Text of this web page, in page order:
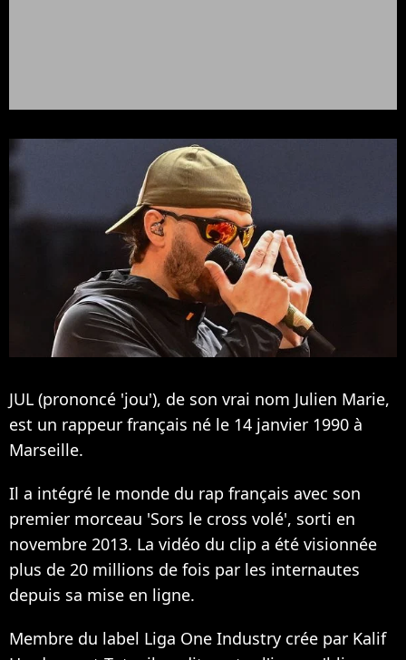
JUL (prononcé 'jou'), de son vrai nom Julien Marie,
est un rappeur français né le 14 janvier 1990 à
Marseille.
Il a intégré le monde du rap français avec son
premier morceau 'Sors le cross volé', sorti en
novembre 2013. La vidéo du clip a été visionnée
plus de 20 millions de fois par les internautes
depuis sa mise en ligne.
Membre du label Liga One Industry crée par Kalif